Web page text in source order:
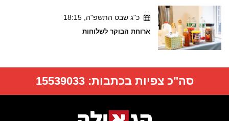
כ"ג שבט התשפ"ה, 18:15
ארוחת הבוקר לשלוחות
סה"כ צפיות בכתבות:15539033